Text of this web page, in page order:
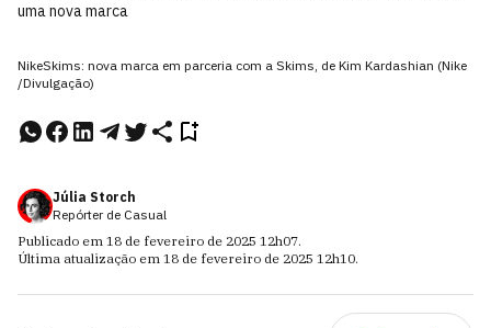
uma nova marca
NikeSkims: nova marca em parceria com a Skims, de Kim Kardashian (Nike
/Divulgação)
Júlia Storch
Repórter de Casual
Publicado em 18 de fevereiro de 2025 12h07.
Última atualização em 18 de fevereiro de 2025 12h10.